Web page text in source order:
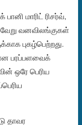
மாரிட் ரிசர்வ்,
வனவிலங்குகள்
புகழ்பெற்றது.
பரப்பளவைக்
ஒரே பெரிய
தாவர